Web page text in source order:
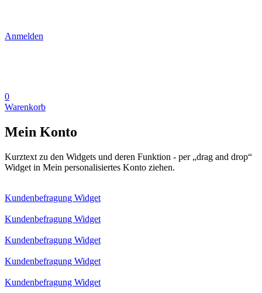
Anmelden
0
Warenkorb
Mein Konto
Kurztext zu den Widgets und deren Funktion - per „drag and drop“
Widget in Mein personalisiertes Konto ziehen.
Kundenbefragung Widget
Kundenbefragung Widget
Kundenbefragung Widget
Kundenbefragung Widget
Kundenbefragung Widget